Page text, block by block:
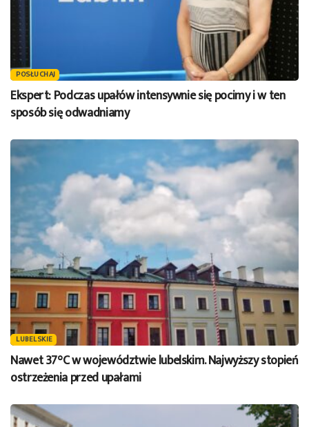
POSŁUCHAJ
Ekspert: Podczas upałów intensywnie się pocimy i w ten
sposób się odwadniamy
LUBELSKIE
Nawet 37°C w województwie lubelskim. Najwyższy stopień
ostrzeżenia przed upałami